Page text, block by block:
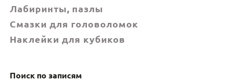
Лабиринты, пазлы
Смазки для головоломок
Наклейки для кубиков
Поиск по записям